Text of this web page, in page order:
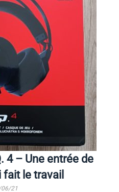
4 – Une entrée de
le travail
21